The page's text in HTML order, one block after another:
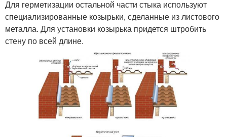
Для герметизации остальной части стыка используют
специализированные козырьки, сделанные из листового
металла. Для установки козырька придется штробить
стену по всей длине.